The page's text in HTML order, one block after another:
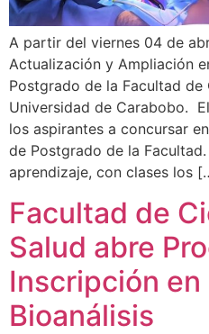
A partir del viernes 04 de
Actualización y Ampliación
Postgrado de la Facultad
Universidad de Carabobo.
los aspirantes a concursar
de Postgrado de la
aprendizaje, con clases los
Facultad de
Salud abre
Inscripción en
Bioanálisis